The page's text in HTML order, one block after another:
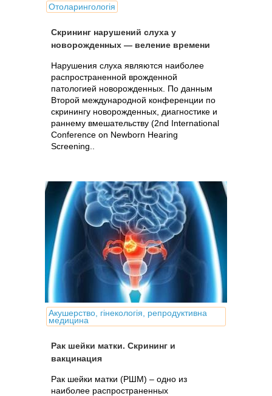
Отоларингологія
Скрининг нарушений слуха у
новорожденных — веление времени
Нарушения слуха являются наиболее
распространенной врожденной
патологией новорожденных. По данным
Второй международной конференции по
скринингу новорожденных, диагностике и
раннему вмешательству (2nd International
Conference on Newborn Hearing
Screening..
Акушерство, гінекологія, репродуктивна
медицина
Рак шейки матки. Скрининг и
вакцинация
Рак шейки матки (РШМ) – одно из
наиболее распространенных